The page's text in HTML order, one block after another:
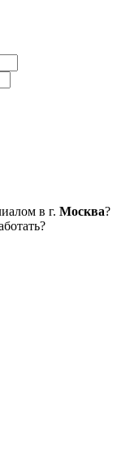
в г. Москва?